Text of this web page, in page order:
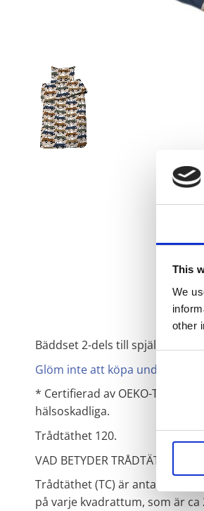
This
We
other
Selection
Bäddset 2-dels till spjälsäng
Glöm inte att köpa underlakan
* Certifierad av OEKO-TEX®
hälsoskadliga.
Trådtäthet 120.
VAD BETYDER TRÅDTÄTHET?
Trådtäthet (TC) är antalet
på varje kvadrattum, som är